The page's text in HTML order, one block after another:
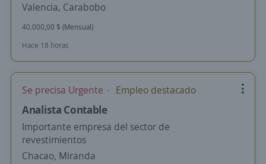
Valencia, Carabobo
40.000,00 $ (Mensual)
Hace 18 horas
Se precisa Urgente Empleo destacado
Analista Contable
Importante empresa del sector de
revestimientos
Chacao, Miranda